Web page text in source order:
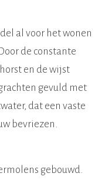
al voor het wonen
de constante
en de wijst
gevuld met
dat een vaste
bevriezen.
gebouwd.